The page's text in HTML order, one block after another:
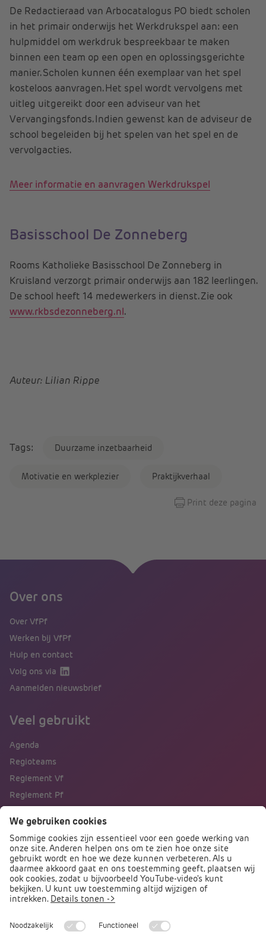
De Redactieraad van Arbocatalogus PO biedt scholen
in het primair onderwijs het Werkdrukspel aan: een
hulpmiddel om werkdruk bespreekbaar te maken
binnen een team op een open en oplossingsgerichte
manier. Scholen kunnen één exemplaar van het spel
kosteloos aanvragen. Het spel wordt vervolgens met
uitleg uitgereikt door een adviseur van het
Vervangingsfonds. Indien gewenst kan de adviseur de
school begeleiden bij het spelen van het spel en de
vervolgacties.
Meer informatie en aanvragen Werkdrukspel
Basisschool De Zonneberg
Rooms Katholieke Basisschool De Zonneberg in
Kruisland verzorgt primair onderwijs aan 182 leerlingen.
De school heeft 14 medewerkers in dienst. Zie ook
www.rkbsdezonneberg.nl.
Auteur: Lilian Rippe
Tags: Duurzame inzetbaarheid
Motivatie en werkplezier Praktijkverhaal
Print deze pagina
Over ons
Over VfPf
Werken bij VfPf
Hulp en contact
Volg ons via
Aanmelden nieuwsbrief
Veel gebruikt
Agenda
Regioteams
Reglement Vf
Reglement Pf
Direct naar
Podcast PO praat
Arbocatalogus PO
Arbomeester